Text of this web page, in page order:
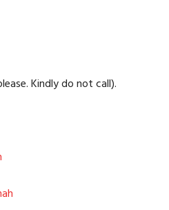
Kindly do not call).